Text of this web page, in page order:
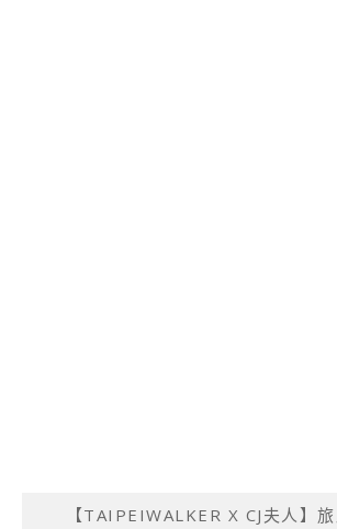
【TAIPEIWALKER X CJ夫人】